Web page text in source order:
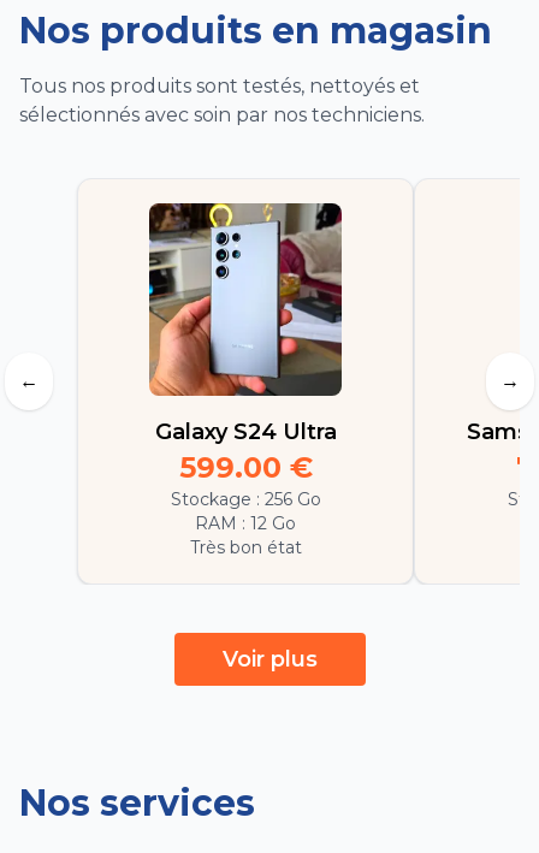
Nos produits en magasin
Tous nos produits sont testés, nettoyés et
sélectionnés avec soin par nos techniciens.
←
Galaxy S24 Ultra
599.00 €
Stockage : 256 Go
RAM : 12 Go
Très bon état
→
Voir plus
Nos services